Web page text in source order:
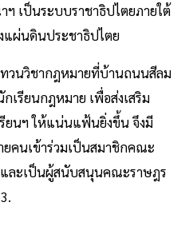
เป็นระบบราชาธิปไตยภายใต้
แผ่นดินประชาธิปไตย
วนวิชากฎหมายที่บ้านถนนสีลม
เรียนกฎหมาย เพื่อส่งเสริม
ยนฯ ให้แน่นแฟ้นยิ่งขึ้น จึงมี
คนเข้าร่วมเป็นสมาชิกคณะ
และเป็นผู้สนับสนุนคณะราษฎร